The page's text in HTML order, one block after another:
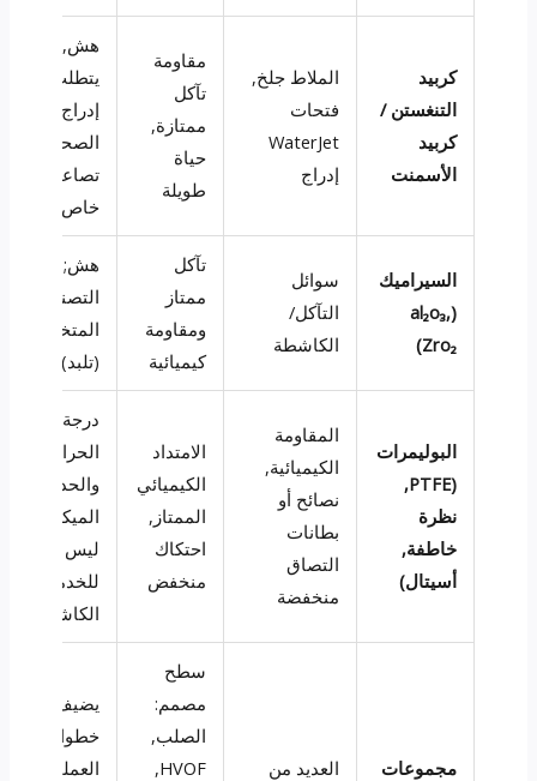
كربيد
التنغستن /
كربيد
الأسمنت
الملاط جلخ,
فتحات
WaterJet
إدراج
مقاومة
تآكل
ممتازة,
حياة
طويلة
هش,
يتطلب
إدراج ملء
الصحافة أو
تصاعد
خاص
السيراميك
(al₂o₃,
Zro₂)
سوائل
التآكل/
الكاشطة
تآكل
ممتاز
ومقاومة
كيميائية
هش;
التصنيع
المتخصص
(تلبد)
البوليمرات
(PTFE,
نظرة
خاطفة,
أسيتال)
المقاومة
الكيميائية,
نصائح أو
بطانات
التصاق
منخفضة
الامتداد
الكيميائي
الممتاز,
احتكاك
منخفض
درجة
الحرارة
والحدود
الميكانيكية;
ليس
للخدمة
الكاشطة
مجموعات
العديد من
سطح
مصمم:
الصلب,
HVOF,
يضيف
خطوات
العملية &